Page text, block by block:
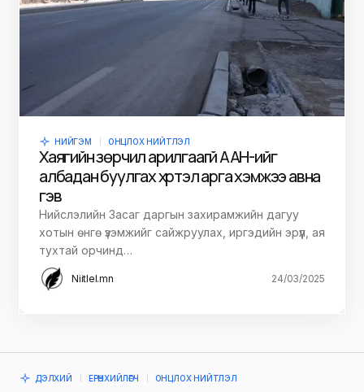
НИЙГЭМ ОНЦЛОХ НИЙТЛЭЛ
Хаягийн зөрчил арилгаагүй ААН-ийг
албадан буулгах хүртэл арга хэмжээ авна
гэв
Нийслэлийн Засаг даргын захирамжийн дагуу
хотын өнгө үзэмжийг сайжруулах, иргэдийн эрүүл, ая
тухтай орчинд…
Niitlel.mn 24/03/2025
ДЭЛХИЙ ЕРӨНХИЙЛӨГЧ ОНЦЛОХ НИЙТЛЭЛ